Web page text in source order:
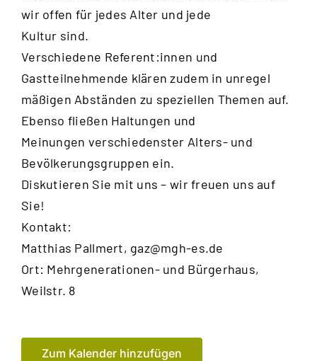
wir offen für jedes Alter und jede
Kultur sind.
Verschiedene Referent:innen und
Gastteilnehmende klären zudem in unregel
mäßigen Abständen zu speziellen Themen auf.
Ebenso fließen Haltungen und
Meinungen verschiedenster Alters- und
Bevölkerungsgruppen ein.
Diskutieren Sie mit uns – wir freuen uns auf
Sie!
Kontakt:
Matthias Pallmert, gaz@mgh-es.de
Ort: Mehrgenerationen- und Bürgerhaus,
Weilstr. 8
Zum Kalender hinzufügen